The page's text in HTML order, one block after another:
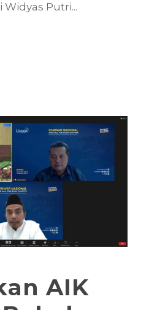
Putri...
AIK